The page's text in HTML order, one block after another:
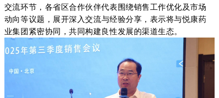
交流环节，各省区合作伙伴代表围绕销售工作优化及市场
动向等议题 ， 展开深入交流与经验分享，表示将与悦康药
业集团紧密协同，共同构建良性发展的渠道生态。